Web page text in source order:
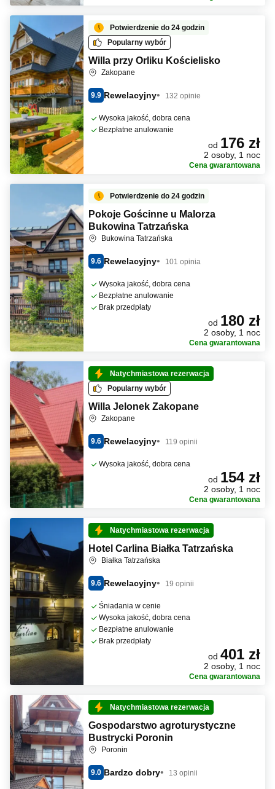
Potwierdzenie do 24 godzin
Popularny wybór
Willa przy Orliku Kościelisko
Zakopane
9.9 Rewelacyjny 132 opinie
Wysoka jakość, dobra cena
Bezpłatne anulowanie
od 176 zł
2 osoby, 1 noc
Cena gwarantowana
Potwierdzenie do 24 godzin
Pokoje Gościnne u Malorza
Bukowina Tatrzańska
Bukowina Tatrzańska
9.6 Rewelacyjny 101 opinia
Wysoka jakość, dobra cena
Bezpłatne anulowanie
Brak przedpłaty
od 180 zł
2 osoby, 1 noc
Cena gwarantowana
Natychmiastowa rezerwacja
Popularny wybór
Willa Jelonek Zakopane
Zakopane
9.6 Rewelacyjny 119 opinii
Wysoka jakość, dobra cena
od 154 zł
2 osoby, 1 noc
Cena gwarantowana
Natychmiastowa rezerwacja
Hotel Carlina Białka Tatrzańska
Białka Tatrzańska
9.6 Rewelacyjny 19 opinii
Śniadania w cenie
Wysoka jakość, dobra cena
Bezpłatne anulowanie
Brak przedpłaty
od 401 zł
2 osoby, 1 noc
Cena gwarantowana
Natychmiastowa rezerwacja
Gospodarstwo agroturystyczne
Bustrycki Poronin
Poronin
9.0 Bardzo dobry 13 opinii